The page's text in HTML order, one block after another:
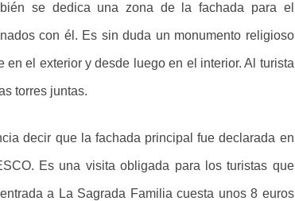
se dedica una zona de la fachada para el
con él. Es sin duda un monumento religioso
el exterior y desde luego en el interior. Al turista
torres juntas.
decir que la fachada principal fue declarada en
Es una visita obligada para los turistas que
a La Sagrada Familia cuesta unos 8 euros